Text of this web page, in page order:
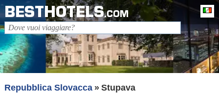
BESTHOTELS.COM
Repubblica Slovacca
Stupava